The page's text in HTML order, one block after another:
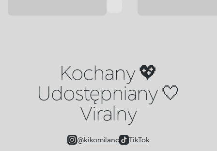
Kochany 💖
Udostępniany 🤍
Viralny
@kikomilano TikTok